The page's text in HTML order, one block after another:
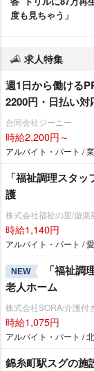
度も見ちゃう」
求人特集
週1日から働ける
2200円・日払い対
合同会社ジーニー
時給2,200円～
アルバイト・パート /
「福祉調理スタ
護
株式会社福祉の里/遊楽
時給1,140円
アルバイト・パート /
NEW
「福祉
老人ホーム
株式会社SORA/介護付
時給1,075円
アルバイト・パート /
錦糸町駅スグの施